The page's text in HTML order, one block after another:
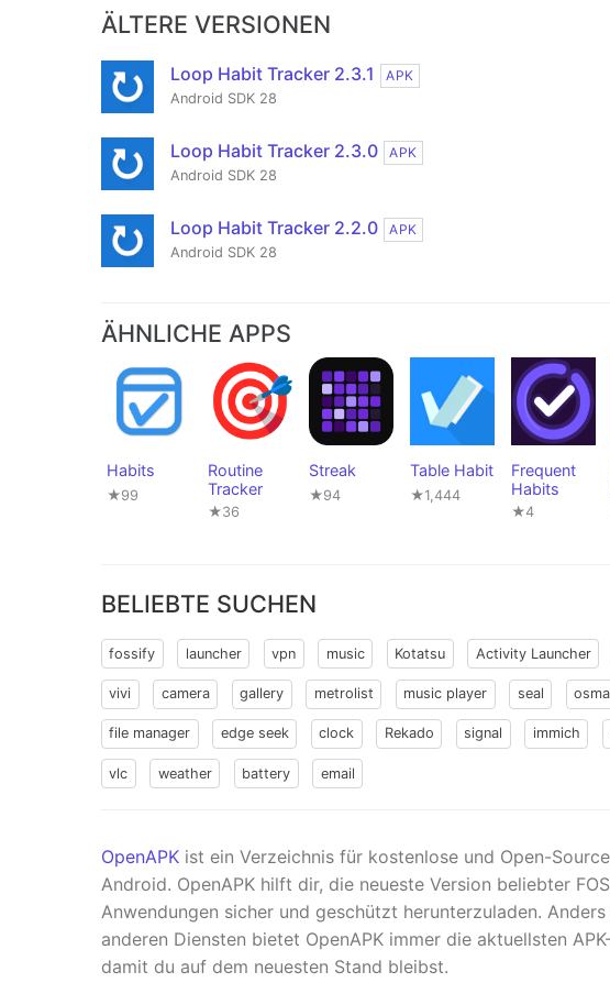
ÄLTERE VERSIONEN
Loop Habit Tracker 2.3.1
APK
Android SDK 28
Loop Habit Tracker 2.3.0
APK
Android SDK 28
Loop Habit Tracker 2.2.0
APK
Android SDK 28
ÄHNLICHE APPS
Habits
★99
Routine
Tracker
★36
Streak
★94
Table Habit
★1,444
Frequent
Habits
★4
BELIEBTE SUCHEN
fossify launcher vpn music Kotatsu Activity Launcher
vivi camera gallery metrolist music player seal
file manager edge seek clock Rekado signal immich
vlc weather battery email
OpenAPK ist ein Verzeichnis für kostenlose und Open-
Android. OpenAPK hilft dir, die neueste Version beliebter
Anwendungen sicher und geschützt herunterzuladen. Anders
anderen Diensten bietet OpenAPK immer die aktuellsten
damit du auf dem neuesten Stand bleibst.